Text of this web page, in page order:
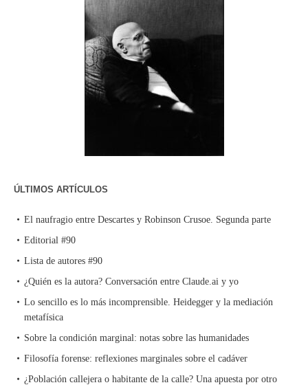
ÚLTIMOS ARTÍCULOS
El naufragio entre Descartes y Robinson Crusoe. Segunda parte
Editorial #90
Lista de autores #90
¿Quién es la autora? Conversación entre Claude.ai y yo
Lo sencillo es lo más incomprensible. Heidegger y la mediación
metafísica
Sobre la condición marginal: notas sobre las humanidades
Filosofía forense: reflexiones marginales sobre el cadáver
¿Población callejera o habitante de la calle? Una apuesta por otro